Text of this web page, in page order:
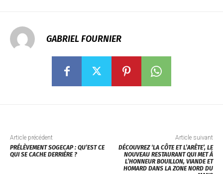
GABRIEL FOURNIER
Article précédent
PRÉLÈVEMENT SOGECAP : QU’EST CE
QUI SE CACHE DERRIÈRE ?
Article suivant
DÉCOUVREZ ‘LA CÔTE ET L’ARÊTE’, LE
NOUVEAU RESTAURANT QUI MET À
L’HONNEUR BOUILLON, VIANDE ET
HOMARD DANS LA ZONE NORD DU